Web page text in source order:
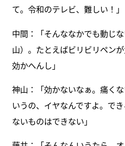
て。令和のテレビ、難しい！」
中間：「そんななかでも動じ
山）。たとえばビリビリペン
効かへんし」
神山：「効かないなぁ。痛く
いうの、イヤなんですよ。で
ないものはできない」